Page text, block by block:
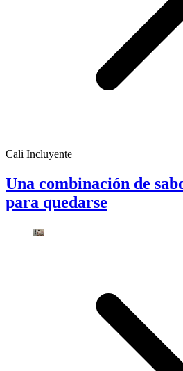
Cali Incluyente
Una combinación de
para quedarse